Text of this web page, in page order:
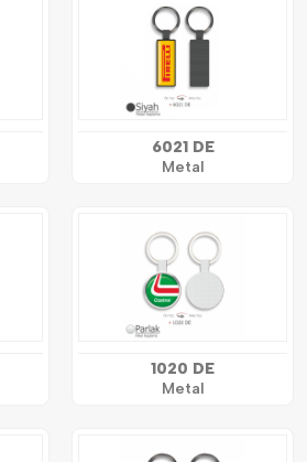
6021 DE
Metal
1020 DE
Metal